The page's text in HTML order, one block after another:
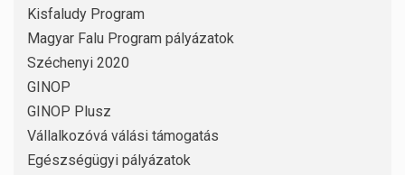
Kisfaludy Program
Magyar Falu Program pályázatok
Széchenyi 2020
GINOP
GINOP Plusz
Vállalkozóvá válási támogatás
Egészségügyi pályázatok